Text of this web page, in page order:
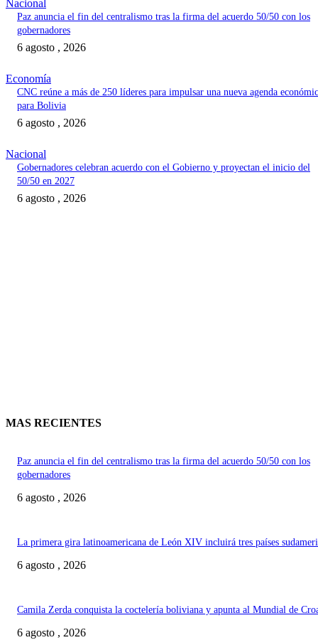
Nacional
Paz anuncia el fin del centralismo tras la firma del acuerdo 50/50 con los
gobernadores
6 agosto , 2026
Economía
CNC reúne a más de 250 líderes para impulsar una nueva agenda
para Bolivia
6 agosto , 2026
Nacional
Gobernadores celebran acuerdo con el Gobierno y proyectan el inicio del
50/50 en 2027
6 agosto , 2026
MAS RECIENTES
Paz anuncia el fin del centralismo tras la firma del acuerdo 50/50 con los
gobernadores
6 agosto , 2026
La primera gira latinoamericana de León XIV incluirá tres países
6 agosto , 2026
Camila Zerda conquista la coctelería boliviana y apunta al Mundial de
6 agosto , 2026